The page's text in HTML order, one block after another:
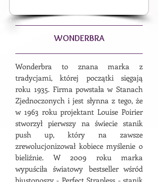
WONDERBRA
Wonderbra to znana marka z
tradycjami, której początki sięgają
roku 1935. Firma powstała w Stanach
Zjednoczonych i jest słynna z tego, że
w 1963 roku projektant Louise Poirier
stworzył pierwszy na świecie stanik
push up, który na zawsze
zrewolucjonizował kobiece myślenie o
bieliźnie. W 2009 roku marka
wypuściła światowy bestseller wśród
biustonoszy - Perfect Strapless - stanik